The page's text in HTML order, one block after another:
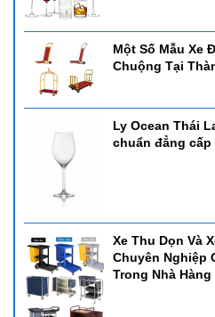
Một Số Mẫu Xe
Chuộng Tại
Ly Ocean Thái
chuẩn đẳng cấp
Xe Thu Dọn Và
Chuyên Nghiệp
Trong Nhà Hàng